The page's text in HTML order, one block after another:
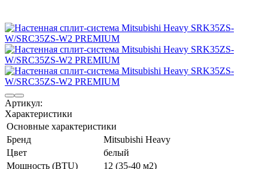
Артикул:
Характеристики
Основные характеристики
Бренд
Mitsubishi Heavy
Цвет
белый
Мощность (BTU)
12 (35-40 м2)